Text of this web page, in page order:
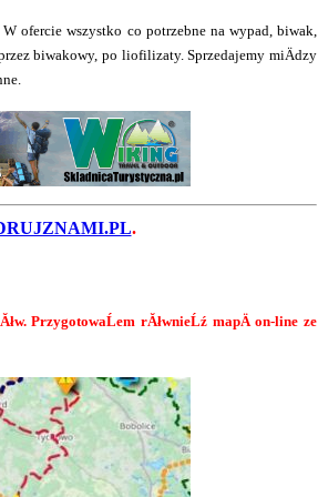
ofercie wszystko co potrzebne na wypad, biwak,
biwakowy, po liofilizaty. Sprzedajemy miÄdzy
.
PrzygotowaĹem rĂłwnieĹź mapÄ on-line ze